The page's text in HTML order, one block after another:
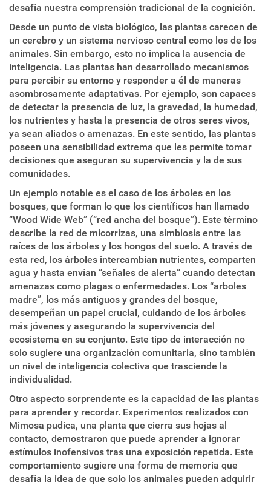
desafía nuestra comprensión tradicional de la cognición.
Desde un punto de vista biológico, las plantas carecen de
un cerebro y un sistema nervioso central como los de los
animales. Sin embargo, esto no implica la ausencia de
inteligencia. Las plantas han desarrollado mecanismos
para percibir su entorno y responder a él de maneras
asombrosamente adaptativas. Por ejemplo, son capaces
de detectar la presencia de luz, la gravedad, la humedad,
los nutrientes y hasta la presencia de otros seres vivos,
ya sean aliados o amenazas. En este sentido, las plantas
poseen una sensibilidad extrema que les permite tomar
decisiones que aseguran su supervivencia y la de sus
comunidades.
Un ejemplo notable es el caso de los árboles en los
bosques, que forman lo que los científicos han llamado
“Wood Wide Web” (“red ancha del bosque”). Este término
describe la red de micorrizas, una simbiosis entre las
raíces de los árboles y los hongos del suelo. A través de
esta red, los árboles intercambian nutrientes, comparten
agua y hasta envían “señales de alerta” cuando detectan
amenazas como plagas o enfermedades. Los “arboles
madre”, los más antiguos y grandes del bosque,
desempeñan un papel crucial, cuidando de los árboles
más jóvenes y asegurando la supervivencia del
ecosistema en su conjunto. Este tipo de interacción no
solo sugiere una organización comunitaria, sino también
un nivel de inteligencia colectiva que trasciende la
individualidad.
Otro aspecto sorprendente es la capacidad de las plantas
para aprender y recordar. Experimentos realizados con
Mimosa pudica, una planta que cierra sus hojas al
contacto, demostraron que puede aprender a ignorar
estímulos inofensivos tras una exposición repetida. Este
comportamiento sugiere una forma de memoria que
desafía la idea de que solo los animales pueden adquirir